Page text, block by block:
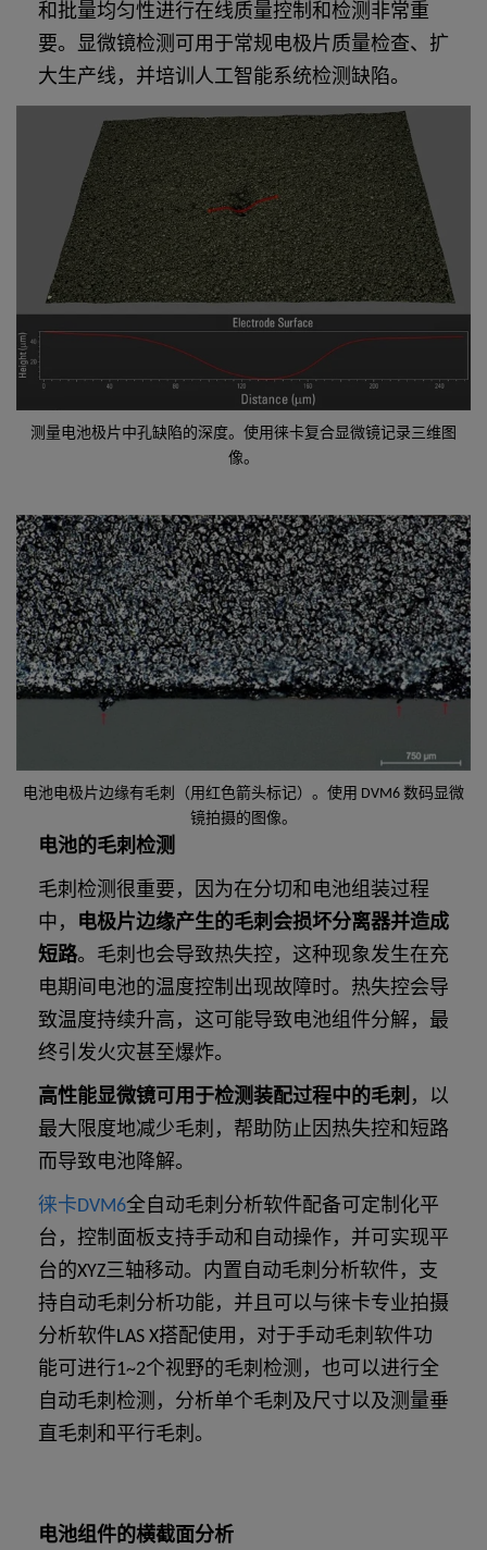
和批量均匀性进行在线质量控制和检测非常重
要。显微镜检测可用于常规电极片质量检查、扩
大生产线，并培训人工智能系统检测缺陷。
测量电池极片中孔缺陷的深度。使用徕卡复合显微镜记录三维图
像。
电池电极片边缘有毛刺（用红色箭头标记）。使用 DVM6 数码显微
镜拍摄的图像。
电池的毛刺检测
毛刺检测很重要，因为在分切和电池组装过程
中，
电极片边缘产生的毛刺会损坏分离器并造成
短路。毛刺也会导致热失控，这种现象发生在充
电期间电池的温度控制出现故障时。热失控会导
致温度持续升高，这可能导致电池组件分解，最
终引发火灾甚至爆炸。
高性能显微镜可用于检测装配过程中的毛刺 ，以
最大限度地减少毛刺，帮助防止因热失控和短路
而导致电池降解。
徕卡DVM6全自动毛刺分析软件配备可定制化平
台，控制面板支持手动和自动操作，并可实现平
台的XYZ三轴移动。内置自动毛刺分析软件，支
持自动毛刺分析功能，并且可以与徕卡专业拍摄
分析软件LAS X搭配使用，对于手动毛刺软件功
能可进行1~2个视野的毛刺检测，也可以进行全
自动毛刺检测，分析单个毛刺及尺寸以及测量垂
直毛刺和平行毛刺。
电池组件的横截面分析